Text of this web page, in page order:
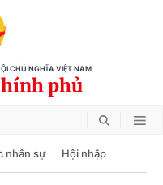
CHỦ NGHĨA VIỆT NAM
phủ
nhân sự Hội nhập